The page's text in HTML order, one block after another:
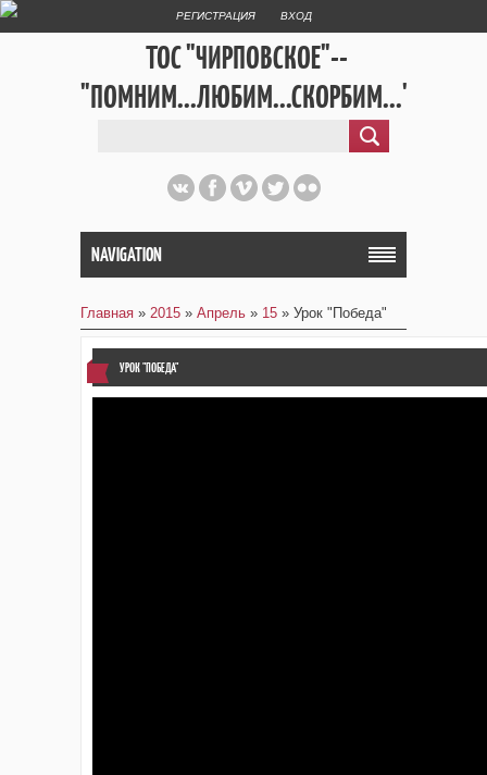
РЕГИСТРАЦИЯ ВХОД
ТОС "ЧИРПОВСКОЕ"--
"ПОМНИМ...ЛЮБИМ...СКОРБИМ..."
NAVIGATION
Главная » 2015 » Апрель » 15 » Урок "Победа"
УРОК "ПОБЕДА"